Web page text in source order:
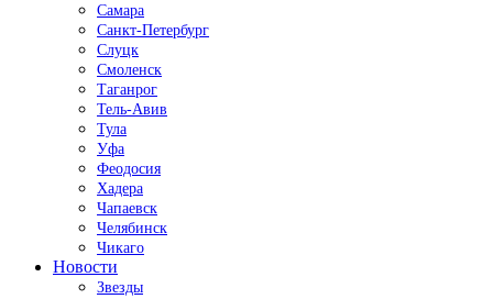
Самара
Санкт-Петербург
Слуцк
Смоленск
Таганрог
Тель-Авив
Тула
Уфа
Феодосия
Хадера
Чапаевск
Челябинск
Чикаго
Новости
Звезды